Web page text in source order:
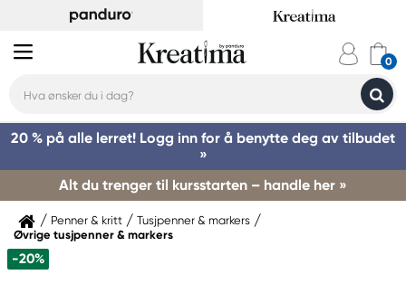
20 % på alle lerret! Logg inn for å benytte deg av tilbudet
»
Alt du trenger til kursstarten – handle her »
Penner & kritt
Tusjpenner & markers
Øvrige tusjpenner & markers
-20%